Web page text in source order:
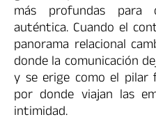
más profundas para
auténtica. Cuando el
panorama relacional
donde la comunicación
y se erige como el pilar
por donde viajan las
intimidad.